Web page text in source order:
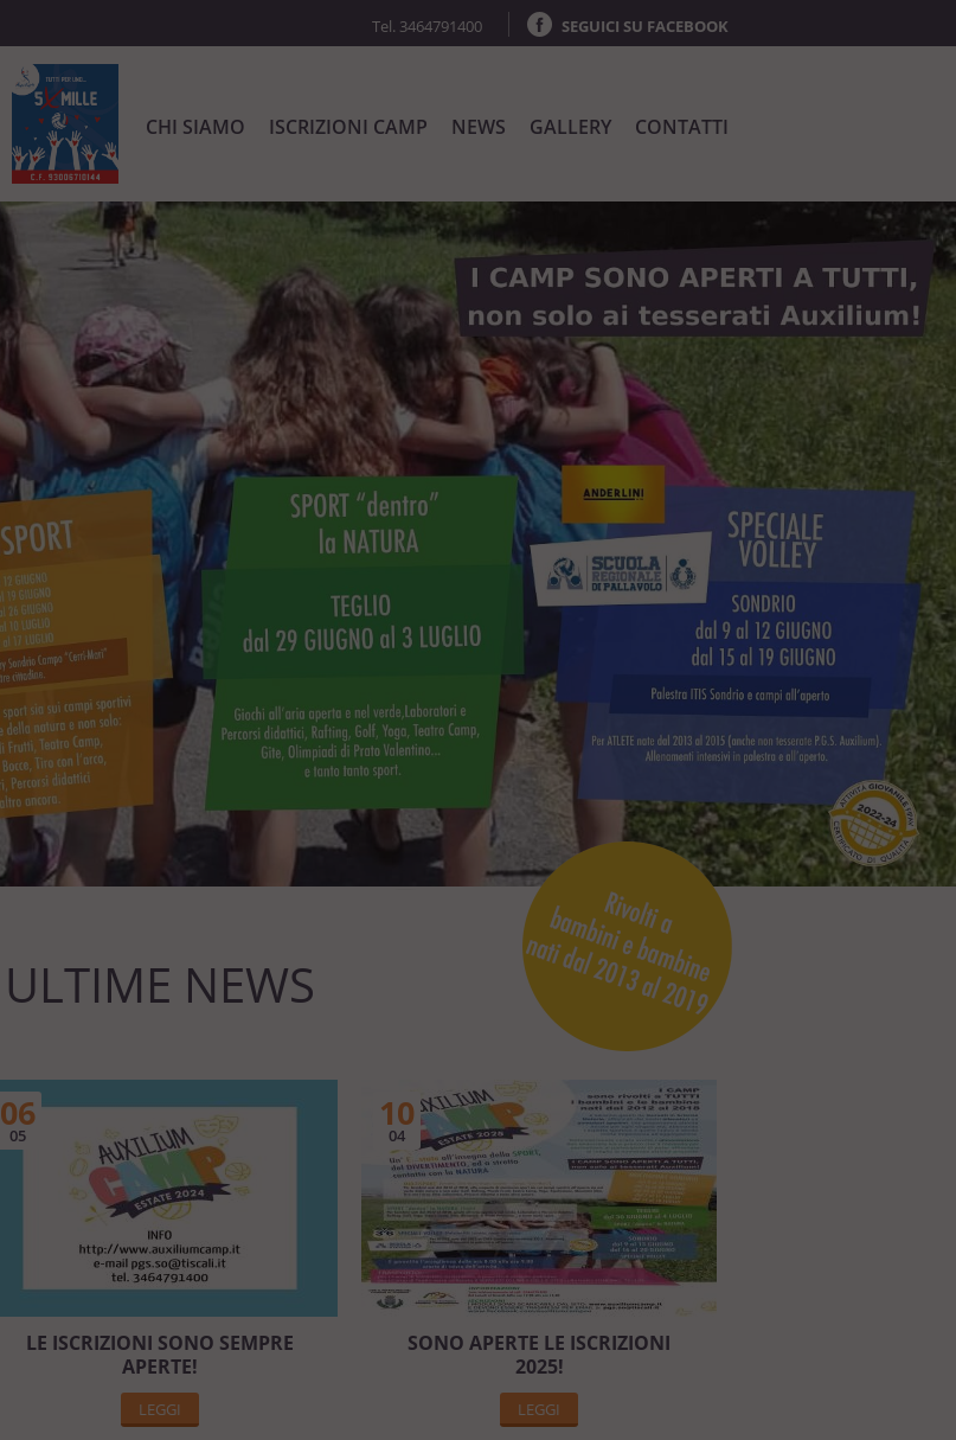
Tel. 3464791400 SEGUICI SU FACEBOOK
CHI SIAMO ISCRIZIONI CAMP NEWS GALLERY CONTATTI
ULTIME NEWS
06
05
LE ISCRIZIONI SONO SEMPRE
APERTE!
LEGGI
10
04
SONO APERTE LE ISCRIZIONI
2025!
LEGGI